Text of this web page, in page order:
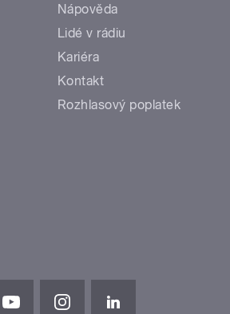
Nápověda
Lidé v rádiu
Kariéra
Kontakt
Rozhlasový poplatek